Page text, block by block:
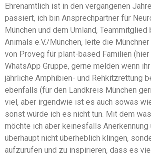
Ehrenamtlich ist in den vergangenen
passiert, ich bin Ansprechpartner für
München und dem Umland,
Animals e.V./München, leite die
von Proveg für plant-based Familien
WhatsApp Gruppe, gerne melden wenn
jährliche Amphibien- und Rehkitzrettung
ebenfalls (für den Landkreis München
viel, aber irgendwie ist es auch sowas
sonst würde ich es nicht tun. Mit dem
möchte ich aber keinesfalls
überhaupt nicht überheblich klingen,
aufzurufen und zu inspirieren, dass es